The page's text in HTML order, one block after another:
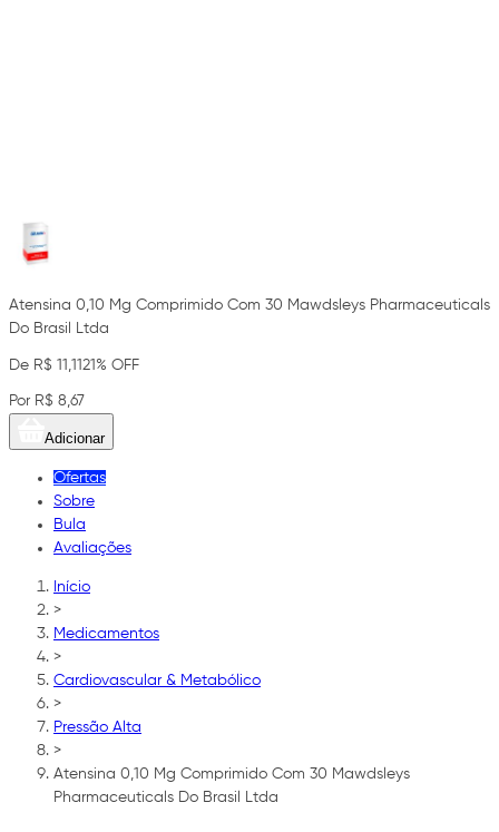
Atensina 0,10 Mg Comprimido Com 30 Mawdsleys Pharmaceuticals
Do Brasil Ltda
De R$ 11,1121% OFF
Por R$ 8,67
Adicionar
Ofertas
Sobre
Bula
Avaliações
Início
>
Medicamentos
>
Cardiovascular & Metabólico
>
Pressão Alta
>
Atensina 0,10 Mg Comprimido Com 30 Mawdsleys
Pharmaceuticals Do Brasil Ltda